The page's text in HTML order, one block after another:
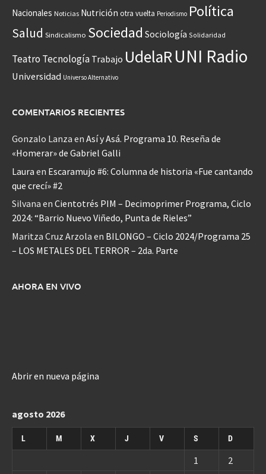
Nacionales Noticias Nutrición otra vuelta Periodismo Política
Salud Sindicalismo Sociedad Sociología Solidaridad
Teatro Tecnología Trabajo UdelaRUNI Radio
Universidad Universo Alternativo
COMENTARIOS RECIENTES
Gonzalo Lanza en Así y Asá. Programa 10. Reseña de
«Homerar» de Gabriel Galli
Laura en Escaramujo #6: Columna de historia «Fue cantando
que crecí» #2
Silvana en Cientotrés PIM – Decimoprimer Programa, Ciclo
2024: “Barrio Nuevo Viñedo, Punta de Rieles”
Maritza Cruz Arzola en BILONGO – Ciclo 2024/Programa 25
– LOS METALES DEL TERROR – 2da. Parte
AHORA EN VIVO
Abrir en nueva página
agosto 2026
L M X J V S D
1 2